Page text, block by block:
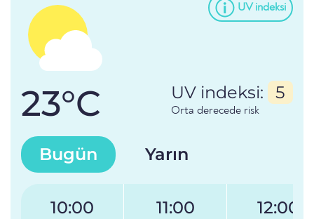
UV indeksi
23°C UV indeksi: 5
Orta derecede risk
Bugün Yarın
10:00 11:00 12:00